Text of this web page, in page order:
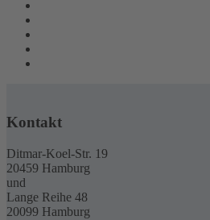
Kontakt
Ditmar-Koel-Str. 19
20459 Hamburg
und
Lange Reihe 48
20099 Hamburg